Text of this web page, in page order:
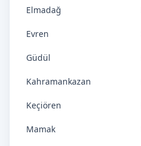
Elmadağ
Evren
Güdül
Kahramankazan
Keçiören
Mamak